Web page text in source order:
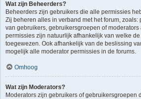
Wat zijn Beheerders?
Beheerders zijn gebruikers die alle permissies
Zij beheren alles in verband met het forum, zoals:
van gebruikers, gebruikersgroepen of moderators
permissies zijn natuurlijk afhankelijk van welke
toegewezen. Ook afhankelijk van de beslissing
mogelijk alle moderator permissies in de forums.
Omhoog
Wat zijn Moderators?
Moderators zijn gebruikers of gebruikersgroepen